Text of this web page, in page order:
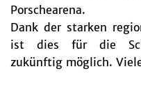
Porschearena.
Dank der starken
ist dies für die
zukünftig möglich.